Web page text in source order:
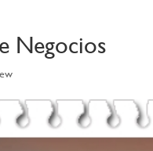
Negocios